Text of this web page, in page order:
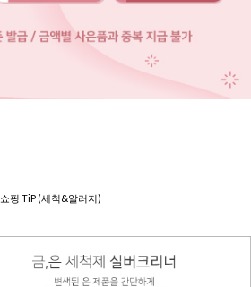
쇼핑 TiP (세척&알러지)